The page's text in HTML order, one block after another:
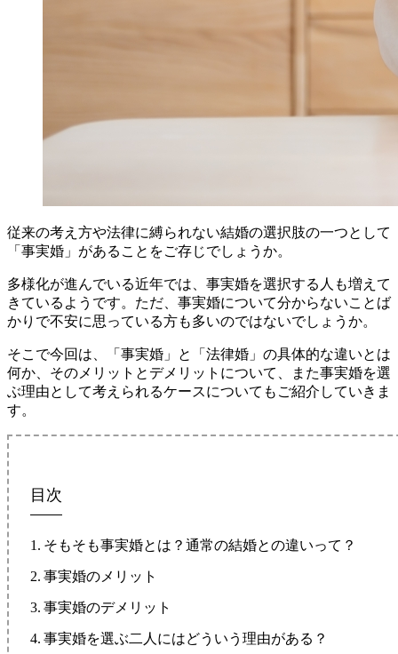
従来の考え方や法律に縛られない結婚の選択肢の一つとして
「事実婚」があることをご存じでしょうか。
多様化が進んでいる近年では、事実婚を選択する人も増えて
きているようです。ただ、事実婚について分からないことば
かりで不安に思っている方も多いのではないでしょうか。
そこで今回は、「事実婚」と「法律婚」の具体的な違いとは
何か、そのメリットとデメリットについて、また事実婚を選
ぶ理由として考えられるケースについてもご紹介していきま
す。
目次
そもそも事実婚とは？通常の結婚との違いって？
事実婚のメリット
事実婚のデメリット
事実婚を選ぶ二人にはどういう理由がある？